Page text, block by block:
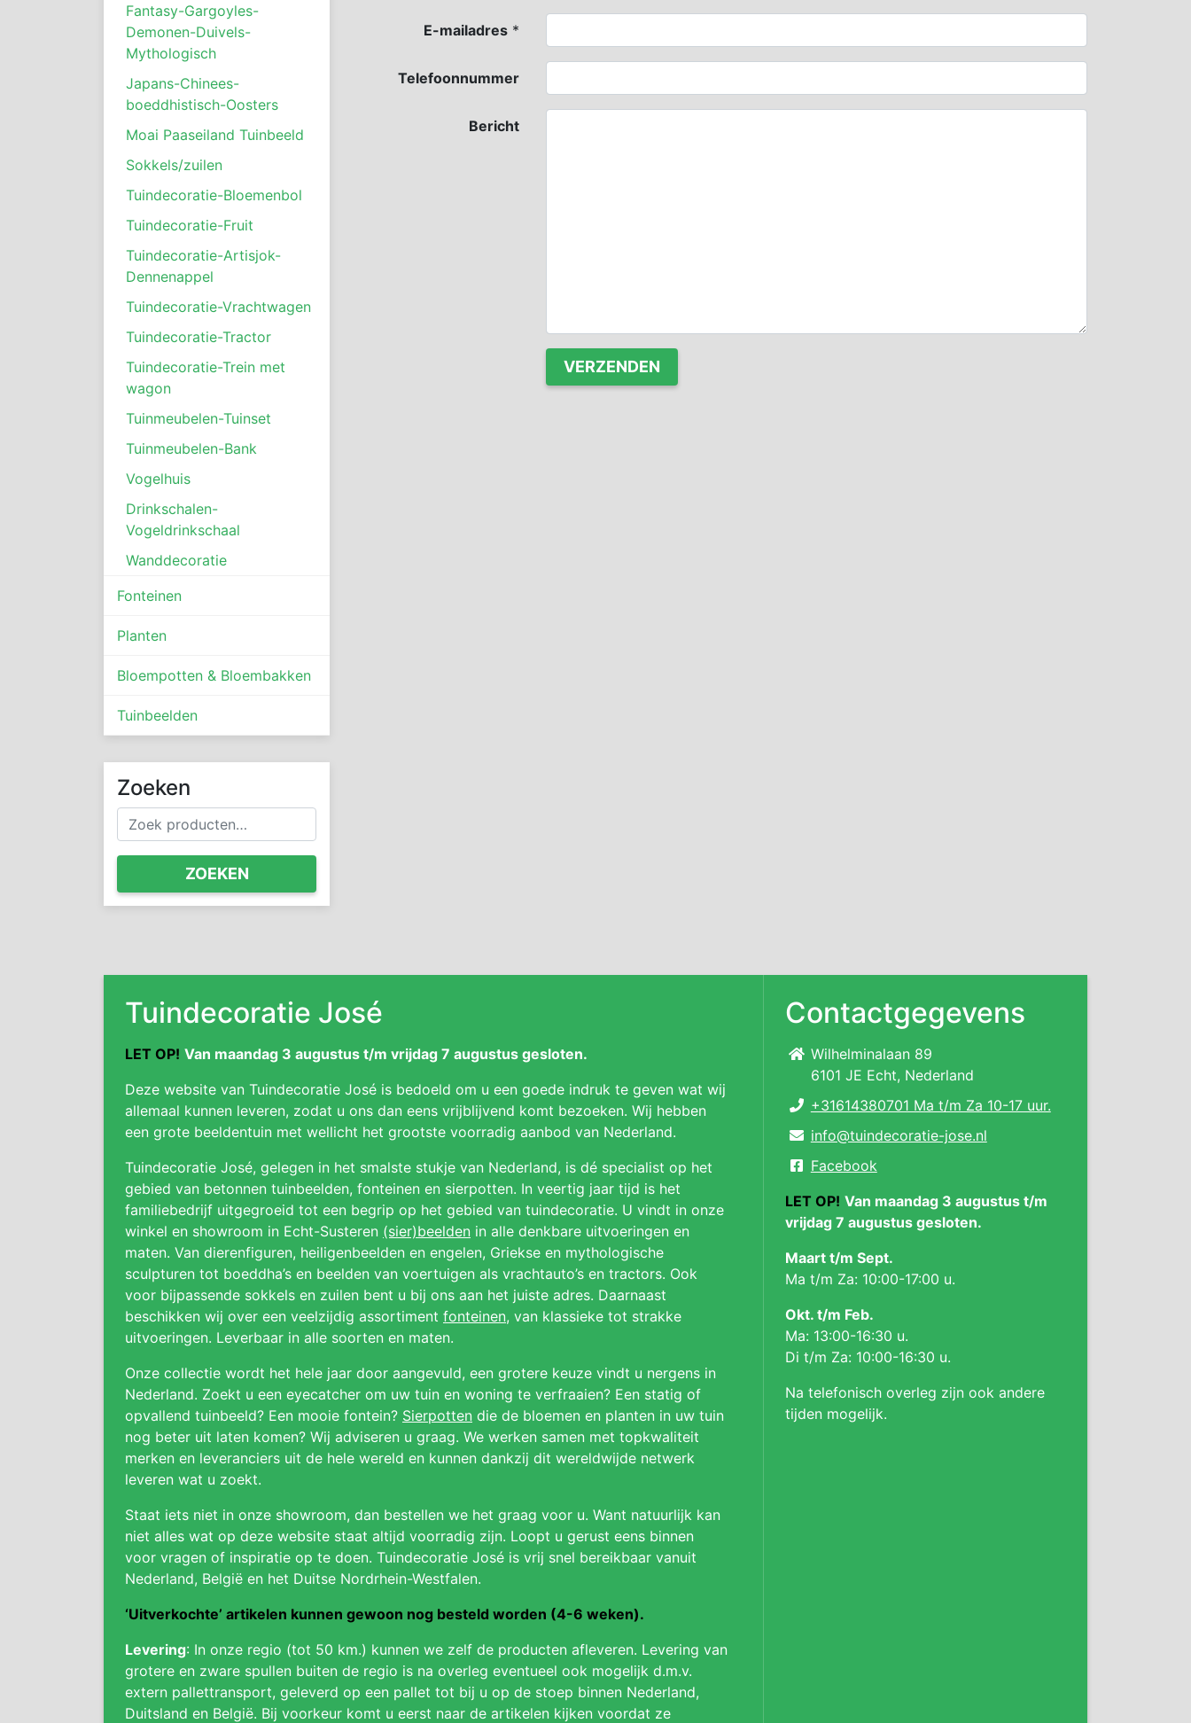
Fantasy-Gargoyles-
Demonen-Duivels-
Mythologisch
Japans-Chinees-
boeddhistisch-Oosters
Moai Paaseiland Tuinbeeld
Sokkels/zuilen
Tuindecoratie-Bloemenbol
Tuindecoratie-Fruit
Tuindecoratie-Artisjok-
Dennenappel
Tuindecoratie-Vrachtwagen
Tuindecoratie-Tractor
Tuindecoratie-Trein met
wagon
Tuinmeubelen-Tuinset
Tuinmeubelen-Bank
Vogelhuis
Drinkschalen-
Vogeldrinkschaal
Wanddecoratie
Fonteinen
Planten
Bloempotten & Bloembakken
Tuinbeelden
Zoeken
Zoeken
naar:
ZOEKEN
E-mailadres*
Telefoonnummer
Bericht
Tuindecoratie José
LET OP! Van maandag 3 augustus t/m vrijdag 7 augustus gesloten.
Deze website van Tuindecoratie José is bedoeld om u een goede indruk te geven wat wij
allemaal kunnen leveren, zodat u ons dan eens vrijblijvend komt bezoeken. Wij hebben
een grote beeldentuin met wellicht het grootste voorradig aanbod van Nederland.
Tuindecoratie José, gelegen in het smalste stukje van Nederland, is dé specialist op het
gebied van betonnen tuinbeelden, fonteinen en sierpotten. In veertig jaar tijd is het
familiebedrijf uitgegroeid tot een begrip op het gebied van tuindecoratie. U vindt in onze
winkel en showroom in Echt-Susteren (sier)beelden in alle denkbare uitvoeringen en
maten. Van dierenfiguren, heiligenbeelden en engelen, Griekse en mythologische
sculpturen tot boeddha’s en beelden van voertuigen als vrachtauto’s en tractors. Ook
voor bijpassende sokkels en zuilen bent u bij ons aan het juiste adres. Daarnaast
beschikken wij over een veelzijdig assortiment fonteinen, van klassieke tot strakke
uitvoeringen. Leverbaar in alle soorten en maten.
Onze collectie wordt het hele jaar door aangevuld, een grotere keuze vindt u nergens in
Nederland. Zoekt u een eyecatcher om uw tuin en woning te verfraaien? Een statig of
opvallend tuinbeeld? Een mooie fontein? Sierpotten die de bloemen en planten in uw tuin
nog beter uit laten komen? Wij adviseren u graag. We werken samen met topkwaliteit
merken en leveranciers uit de hele wereld en kunnen dankzij dit wereldwijde netwerk
leveren wat u zoekt.
Staat iets niet in onze showroom, dan bestellen we het graag voor u. Want natuurlijk kan
niet alles wat op deze website staat altijd voorradig zijn. Loopt u gerust eens binnen
voor vragen of inspiratie op te doen. Tuindecoratie José is vrij snel bereikbaar vanuit
Nederland, België en het Duitse Nordrhein-Westfalen.
‘Uitverkochte’ artikelen kunnen gewoon nog besteld worden (4-6 weken).
Levering: In onze regio (tot 50 km.) kunnen we zelf de producten afleveren. Levering van
grotere en zware spullen buiten de regio is na overleg eventueel ook mogelijk d.m.v.
extern pallettransport, geleverd op een pallet tot bij u op de stoep binnen Nederland,
Duitsland en België. Bij voorkeur komt u eerst naar de artikelen kijken voordat ze
Contactgegevens
Wilhelminalaan 89
6101 JE Echt, Nederland
+31614380701 Ma t/m Za 10-17 uur.
info@tuindecoratie-jose.nl
Facebook
LET OP! Van maandag 3 augustus t/m
vrijdag 7 augustus gesloten.
Maart t/m Sept.
Ma t/m Za: 10:00-17:00 u.
Okt. t/m Feb.
Ma: 13:00-16:30 u.
Di t/m Za: 10:00-16:30 u.
Na telefonisch overleg zijn ook andere
tijden mogelijk.